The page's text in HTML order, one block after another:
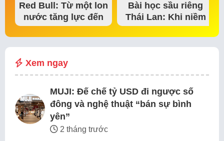
Red Bull: Từ một lon
nước tăng lực đến
đế chế thể…
Bài học sầu riêng
Thái Lan: Khi niềm
tin thị trường bắt…
Xem ngay
MUJI: Đế chế tỷ USD đi ngược số
đông và nghệ thuật “bán sự bình
yên”
2 tháng trước